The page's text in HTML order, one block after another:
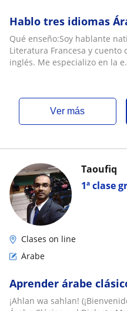
Hablo tres idiomas
Qué enseño:Soy hablante
Literatura Francesa y
inglés. Me especializo en la
ver más
1ª clase
Taoufiq
Clases on line
Árabe
Aprender árabe
¡Ahlan wa sahlan!